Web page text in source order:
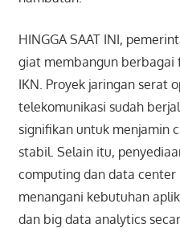
HINGGA SAAT INI,
giat membangun berbagai
IKN. Proyek jaringan serat
telekomunikasi sudah
signifikan untuk menjamin
stabil. Selain itu,
computing dan data center
menangani kebutuhan
dan big data analytics